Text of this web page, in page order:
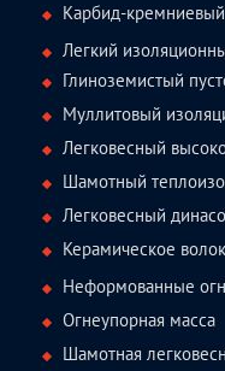
Карбид-
Легкий
Глиноземистый
Муллитовый
Легковесный
Шамотный
Легковесный
Керамическое
Неформованные
Огнеупорная масса
Шамотная